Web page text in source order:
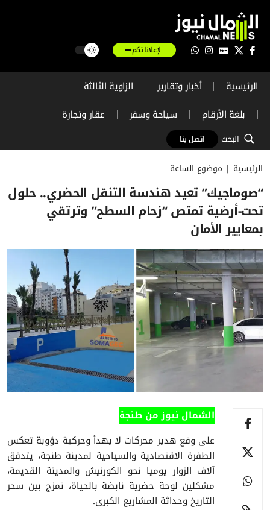
لإعلاناتكم
الرئيسية أخبار وتقارير
الزاوية الثالثة
بلغة الأرقام
سياحة وسفر عقار وتجارة
البحث اتصل بنا
الرئيسية| موضوع الساعة
“صوماجيك” تعيد هندسة التنقل الحضري.. حلول
تحت-أرضية تمتص “زحام السطح” وترتقي
بمعايير الأمان
الشمال نيوز من طنجة
على وقع هدير محركات لا يهدأ وحركية دؤوبة تعكس
الطفرة الاقتصادية والسياحية لمدينة طنجة، يتدفق
آلاف الزوار يوميا نحو الكورنيش والمدينة القديمة،
مشكلين لوحة حضرية نابضة بالحياة، تمزج بين سحر
التاريخ وحداثة المشاريع الكبرى.